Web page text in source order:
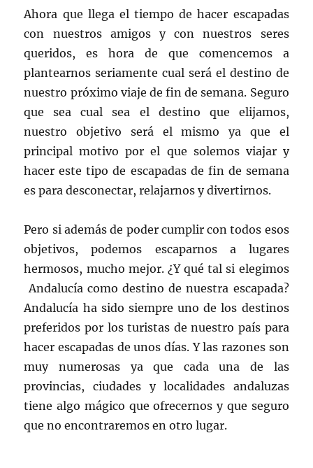
Ahora que llega el tiempo de hacer escapadas
con nuestros amigos y con nuestros seres
queridos, es hora de que comencemos a
plantearnos seriamente cual será el destino de
nuestro próximo viaje de fin de semana. Seguro
que sea cual sea el destino que elijamos,
nuestro objetivo será el mismo ya que el
principal motivo por el que solemos viajar y
hacer este tipo de escapadas de fin de semana
es para desconectar, relajarnos y divertirnos.
Pero si además de poder cumplir con todos esos
objetivos, podemos escaparnos a lugares
hermosos, mucho mejor. ¿Y qué tal si elegimos
Andalucía como destino de nuestra escapada?
Andalucía ha sido siempre uno de los destinos
preferidos por los turistas de nuestro país para
hacer escapadas de unos días. Y las razones son
muy numerosas ya que cada una de las
provincias, ciudades y localidades andaluzas
tiene algo mágico que ofrecernos y que seguro
que no encontraremos en otro lugar.